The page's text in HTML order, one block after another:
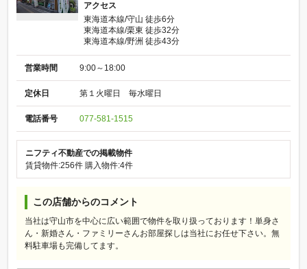
アクセス
東海道本線/守山 徒歩6分
東海道本線/栗東 徒歩32分
東海道本線/野洲 徒歩43分
営業時間 9:00～18:00
定休日 第１火曜日 毎水曜日
電話番号 077-581-1515
ニフティ不動産での掲載物件
賃貸物件:256件 購入物件:4件
この店舗からのコメント
当社は守山市を中心に広い範囲で物件を取り扱っております！単身さ
ん・新婚さん・ファミリーさんお部屋探しは当社にお任せ下さい。無
料駐車場も完備してます。